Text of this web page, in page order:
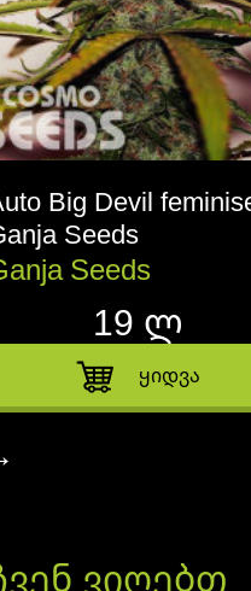
Big Devil
Seeds
Seeds
19 ლ
ყიდვა
ვიღებთ